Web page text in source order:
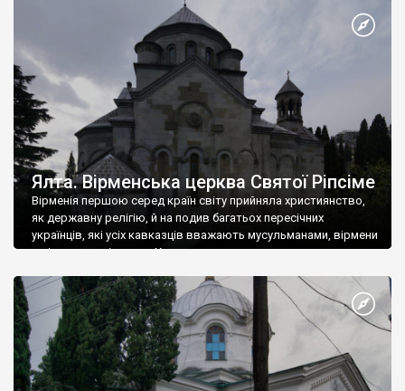
Херсонесі Володимир-язичник, став Василем-християнином.
А потім було Хрещення Русі. На честь Херсонесу Таврійського
Ялта. Вірменська церква Святої Ріпсіме
Вірменія першою серед країн світу прийняла християнство,
як державну релігію, й на подив багатьох пересічних
українців, які усіх кавказців вважають мусульманами, вірмени
є відданими вірянами Христа